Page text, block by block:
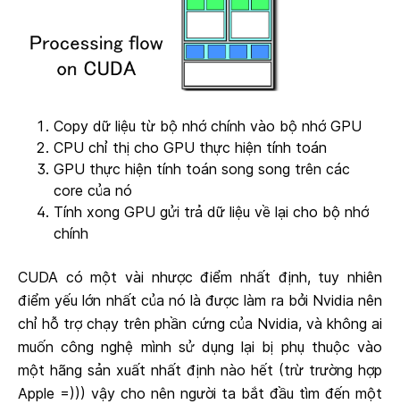
Copy dữ liệu từ bộ nhớ chính vào bộ nhớ GPU
CPU chỉ thị cho GPU thực hiện tính toán
GPU thực hiện tính toán song song trên các
core của nó
Tính xong GPU gửi trả dữ liệu về lại cho bộ nhớ
chính
CUDA có một vài nhược điểm nhất định, tuy nhiên
điểm yếu lớn nhất của nó là được làm ra bởi Nvidia nên
chỉ hỗ trợ chạy trên phần cứng của Nvidia, và không ai
muốn công nghệ mình sử dụng lại bị phụ thuộc vào
một hãng sản xuất nhất định nào hết (trừ trường hợp
Apple =))) vậy cho nên người ta bắt đầu tìm đến một